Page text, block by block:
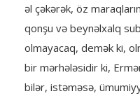
əl çəkərək, öz
qonşu və beynəlxalq
olmayacaq, demək ki,
bir mərhələsidir ki,
bilər, istəməsə,